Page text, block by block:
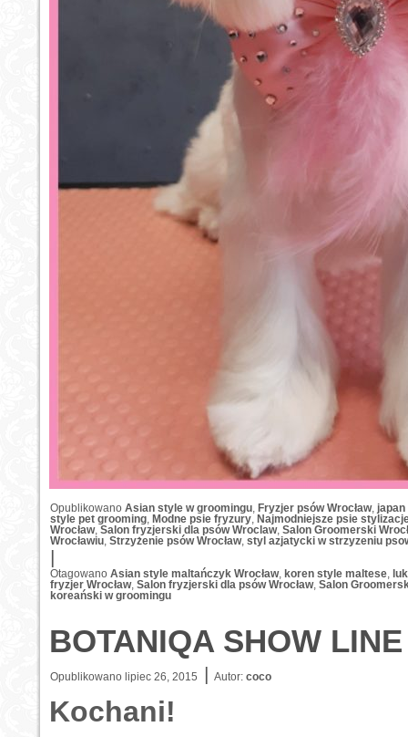
Opublikowano Asian style w groomingu, Fryzjer psów Wrocław,
style pet grooming, Modne psie fryzury, Najmodniejsze psie
Wrocław, Salon fryzjerski dla psów Wroclaw, Salon Groomerski
Wrocławiu, Strzyżenie psów Wrocław, styl azjatycki w strzyzeniu
|
Otagowano Asian style maltańczyk Wrocław, koren style maltese,
fryzjer Wrocław, Salon fryzjerski dla psów Wrocław, Salon
koreański w groomingu
BOTANIQA SHOW LINE
Opublikowano lipiec 26, 2015 | Autor: coco
Kochani!